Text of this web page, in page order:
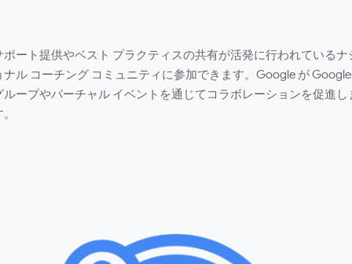
ポート提供やベスト プラクティスの共有が活発に行われているナ
ナル コーチング コミュニティに参加できます。Google が Google
ループやバーチャル イベントを通じてコラボレーションを促進し